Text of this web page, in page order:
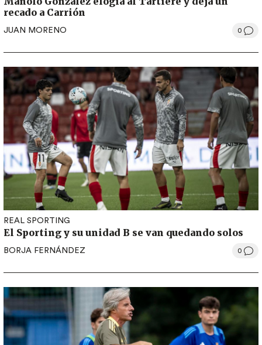
recado a Carrión
JUAN MORENO 0
REAL SPORTING
El Sporting y su unidad B se van quedando solos
BORJA FERNÁNDEZ 0